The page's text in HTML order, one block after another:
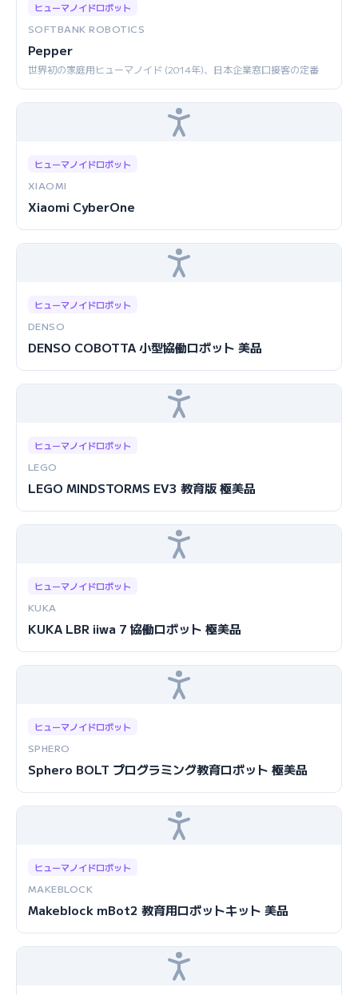
ヒューマノイドロボット
SOFTBANK ROBOTICS
Pepper
世界初の家庭用ヒューマノイド (2014年)、日本企業窓口接客の定番
ヒューマノイドロボット
XIAOMI
Xiaomi CyberOne
ヒューマノイドロボット
DENSO
DENSO COBOTTA 小型協働ロボット 美品
ヒューマノイドロボット
LEGO
LEGO MINDSTORMS EV3 教育版 極美品
ヒューマノイドロボット
KUKA
KUKA LBR iiwa 7 協働ロボット 極美品
ヒューマノイドロボット
SPHERO
Sphero BOLT プログラミング教育ロボット 極美品
ヒューマノイドロボット
MAKEBLOCK
Makeblock mBot2 教育用ロボットキット 美品